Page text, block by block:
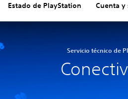
Estado de PlayStation Cuenta y
Servicio técnico de